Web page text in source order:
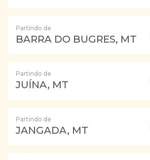
Partindo de
BARRA DO BUGRES, MT
Partindo de
JUÍNA, MT
Partindo de
JANGADA, MT